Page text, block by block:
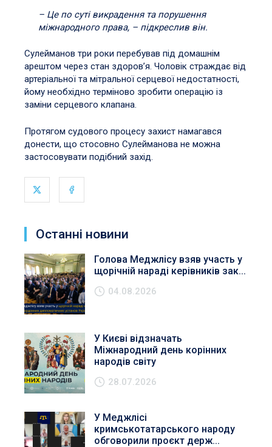
– Це по суті викрадення та порушення
міжнародного права, – підкреслив він.
Сулейманов три роки перебував під домашнім
арештом через стан здоров’я. Чоловік страждає від
артеріальної та мітральної серцевої недостатності,
йому необхідно терміново зробити операцію із
заміни серцевого клапана.
Протягом судового процесу захист намагався
донести, що стосовно Сулейманова не можна
застосовувати подібний захід.
Останні новини
Голова Меджлісу взяв участь у
щорічній нараді керівників зак...
04.08.2026
У Києві відзначать
Міжнародний день корінних
народів світу
28.07.2026
У Меджлісі
кримськотатарського народу
обговорили проєкт держ...